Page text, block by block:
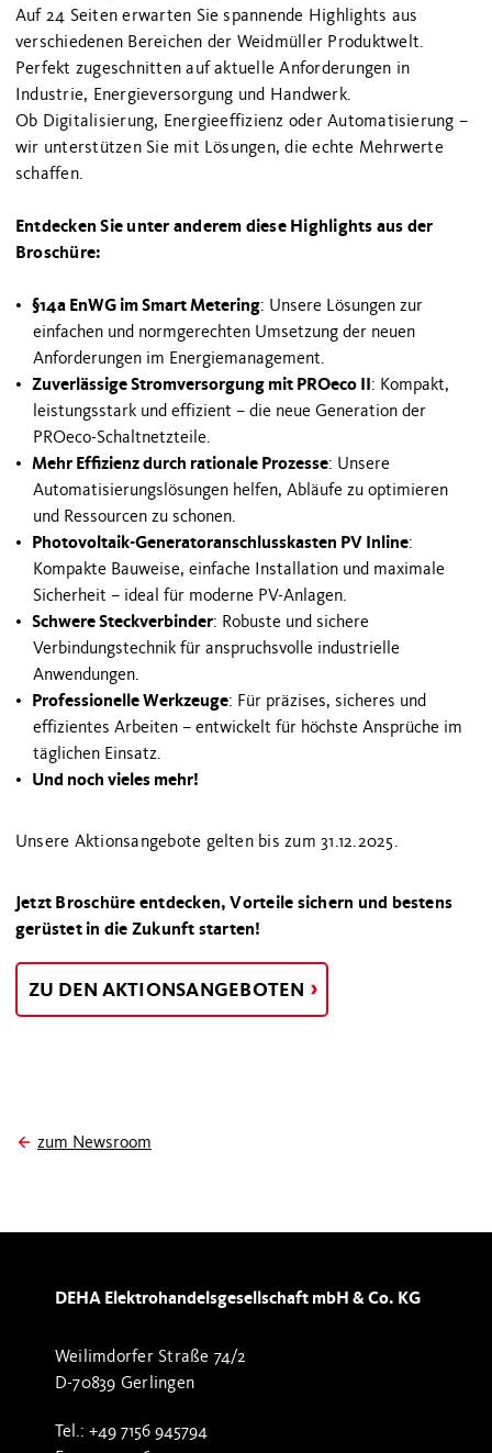
Auf 24 Seiten erwarten Sie spannende Highlights aus
verschiedenen Bereichen der Weidmüller Produktwelt.
Perfekt zugeschnitten auf aktuelle Anforderungen in
Industrie, Energieversorgung und Handwerk.
Ob Digitalisierung, Energieeffizienz oder Automatisierung –
wir unterstützen Sie mit Lösungen, die echte Mehrwerte
schaffen.
Entdecken Sie unter anderem diese Highlights aus der
Broschüre:
§14a EnWG im Smart Metering: Unsere Lösungen zur
einfachen und normgerechten Umsetzung der neuen
Anforderungen im Energiemanagement.
Zuverlässige Stromversorgung mit PROeco II: Kompakt,
leistungsstark und effizient – die neue Generation der
PROeco-Schaltnetzteile.
Mehr Effizienz durch rationale Prozesse: Unsere
Automatisierungslösungen helfen, Abläufe zu optimieren
und Ressourcen zu schonen.
Photovoltaik-Generatoranschlusskasten PV Inline:
Kompakte Bauweise, einfache Installation und maximale
Sicherheit – ideal für moderne PV-Anlagen.
Schwere Steckverbinder: Robuste und sichere
Verbindungstechnik für anspruchsvolle industrielle
Anwendungen.
Professionelle Werkzeuge: Für präzises, sicheres und
effizientes Arbeiten – entwickelt für höchste Ansprüche im
täglichen Einsatz.
Und noch vieles mehr!
Unsere Aktionsangebote gelten bis zum 31.12.2025.
Jetzt Broschüre entdecken, Vorteile sichern und bestens
gerüstet in die Zukunft starten!
ZU DEN AKTIONSANGEBOTEN
zum Newsroom
DEHA Elektrohandelsgesellschaft mbH & Co. KG
Weilimdorfer Straße 74/2
D-70839 Gerlingen
Tel.: +49 7156 945794